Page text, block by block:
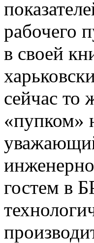
рабочего
в своей
сейчас то
«пупком»
гостем в